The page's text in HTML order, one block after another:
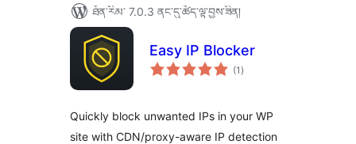
ཐོན་རིམ་ 7.0.3 ནང་དུ་ཚོད་ལྟ་བྱས་ཟིན།
Easy IP Blocker
(1 གདེང་
འཇོག་
)
Quickly block unwanted IPs in your WP
site with CDN/proxy-aware IP detection